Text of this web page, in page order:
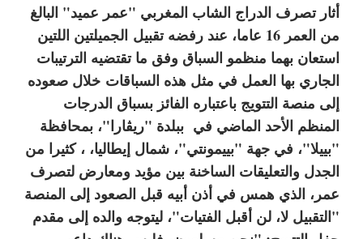
أثار تصرف الدراج الشاب المغربي "عمر عميد" البالغ
من العمر 16 عاما، عند رفضه تقبيل
الجميلتين اللتين
استعان بهما منظمو السباق وفق ما تقتضيه الترتيبات
الجاري بها العمل في مثل هذه السباقات خلال صعوده
إلى منصة التتويج باعتباره الفائز بسباق الدرجات
المنظم الأحد الماضي في ببلدة "ريڤارا"، بمحافظة
"بييلا"، في جهة "بييمونتي"، شمال إيطاليا، ، كثيرا من
الجدل والتعليقات الساخنة بين مؤيد ومعارض لتصرف
عمر، الذي همس في أذن أبيه قبل الصعود إلى المنصة
"التقبيل لا، لن أقبل الفتيات"، ليتوجه والده إلى مقدم